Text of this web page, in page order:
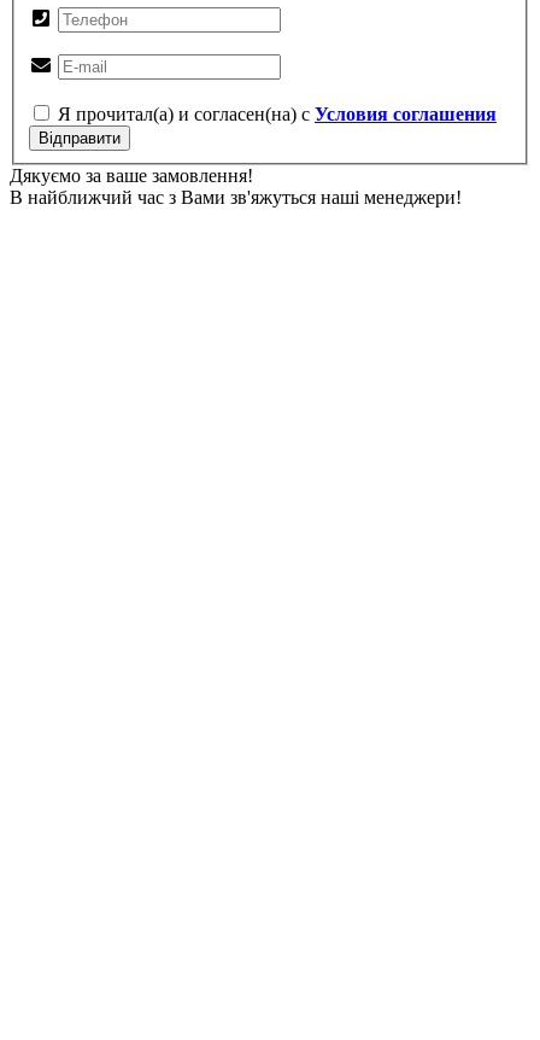
Я прочитал(а) и согласен(на) с Условия соглашения
Відправити
Дякуємо за ваше замовлення!
В найближчий час з Вами зв'яжуться наші менеджери!